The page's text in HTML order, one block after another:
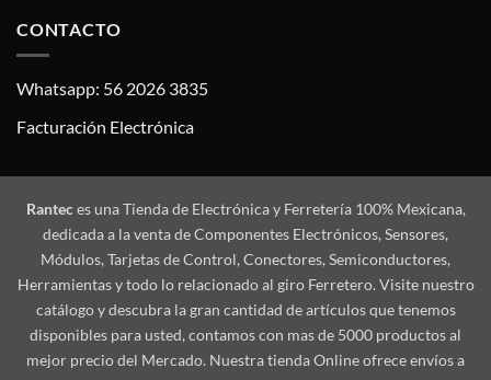
CONTACTO
Whatsapp: 56 2026 3835
Facturación Electrónica
Ranteces una Tienda de Electrónica y Ferretería 100% Mexicana,
dedicada a la venta de Componentes Electrónicos, Sensores,
Módulos, Tarjetas de Control, Conectores, Semiconductores,
Herramientas y todo lo relacionado al giro Ferretero. Visite nuestro
catálogo y descubra la gran cantidad de artículos que tenemos
disponibles para usted, contamos con mas de 5000 productos al
mejor precio del Mercado. Nuestra tienda Online ofrece envíos a